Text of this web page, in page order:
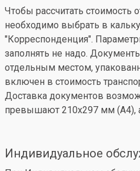
Чтобы рассчитать стоимость
необходимо выбрать в
"Корреспонденция".
заполнять не надо.
отдельным местом,
включен в стоимость
Доставка документов
превышают 210x297 мм (А4),
Индивидуальное